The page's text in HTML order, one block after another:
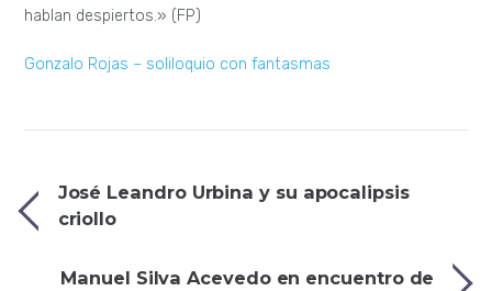
hablan despiertos.» (FP)
Gonzalo Rojas – soliloquio con fantasmas
José Leandro Urbina y su apocalipsis
criollo
Manuel Silva Acevedo en encuentro de